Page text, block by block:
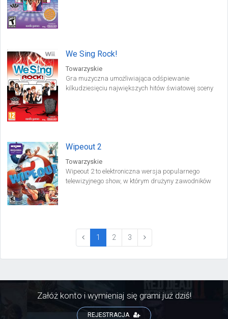
We Sing Rock!
Towarzyskie
Gra muzyczna umożliwiająca odśpiewanie
kilkudziesięciu największych hitów światowej sceny
Wipeout 2
Towarzyskie
Wipeout 2 to elektroniczna wersja popularnego
telewizyjnego show, w którym drużyny zawodników
1 (current)
2 3
Załóż konto i wymieniaj się grami już dziś!
REJESTRACJA